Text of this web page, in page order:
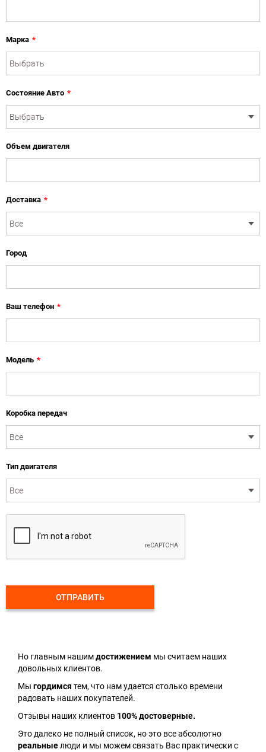
Марка *
Состояние Авто *
Объем двигателя
Доставка *
Город
Ваш телефон *
Модель *
Коробка передач
Тип двигателя
ОТПРАВИТЬ
Но главным нашимдостижением мы считаем наших
довольных клиентов.
Мы гордимся тем, что нам удается столько времени
радовать наших покупателей.
Отзывы наших клиентов 100% достоверные.
Это далеко не полный список, но это все абсолютно
реальныелюди и мы можем связать Вас практически с